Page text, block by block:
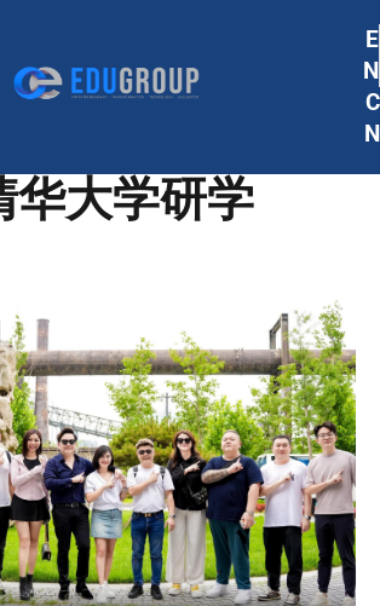
E
N
C
N
华大学研学